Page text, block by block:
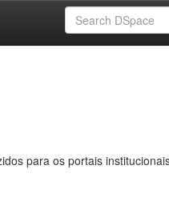
para os portais